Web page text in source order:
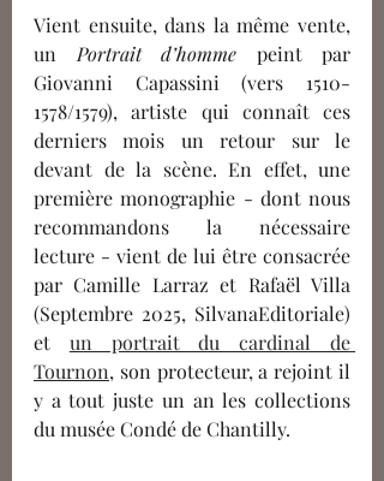
Vient ensuite, dans la même vente,
un Portrait d’homme peint par
Giovanni Capassini (vers 1510-
1578/1579), artiste qui connaît ces
derniers mois un retour sur le
devant de la scène. En effet, une
première monographie - dont nous
recommandons la nécessaire
lecture - vient de lui être consacrée
par Camille Larraz et Rafaël Villa
(Septembre 2025, SilvanaEditoriale)
et un portrait du cardinal de
Tournon, son protecteur, a rejoint il
y a tout juste un an les collections
du musée Condé de Chantilly.